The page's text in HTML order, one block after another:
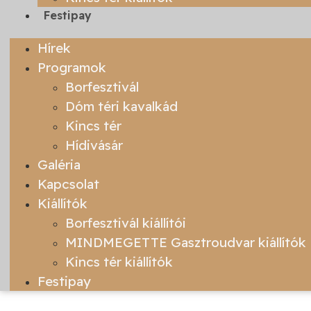
Festipay
Hírek
Programok
Borfesztivál
Dóm téri kavalkád
Kincs tér
Hídivásár
Galéria
Kapcsolat
Kiállítók
Borfesztivál kiállítói
MINDMEGETTE Gasztroudvar kiállítók
Kincs tér kiállítók
Festipay